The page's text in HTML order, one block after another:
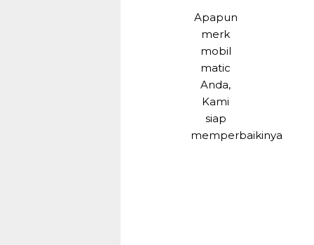
Apapun
merk
mobil
matic
Anda,
Kami
siap
memperbaikinya